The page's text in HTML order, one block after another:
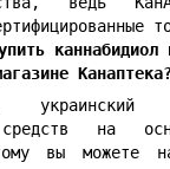
каннабидиол
средств на
вы можете